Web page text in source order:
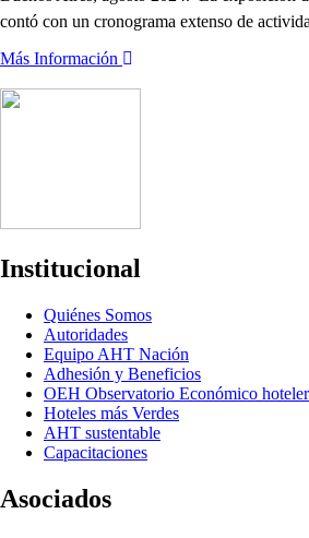
contó con un cronograma extenso de
Más Información
Institucional
Quiénes Somos
Autoridades
Equipo AHT Nación
Adhesión y Beneficios
OEH Observatorio Económico
Hoteles más Verdes
AHT sustentable
Capacitaciones
Asociados